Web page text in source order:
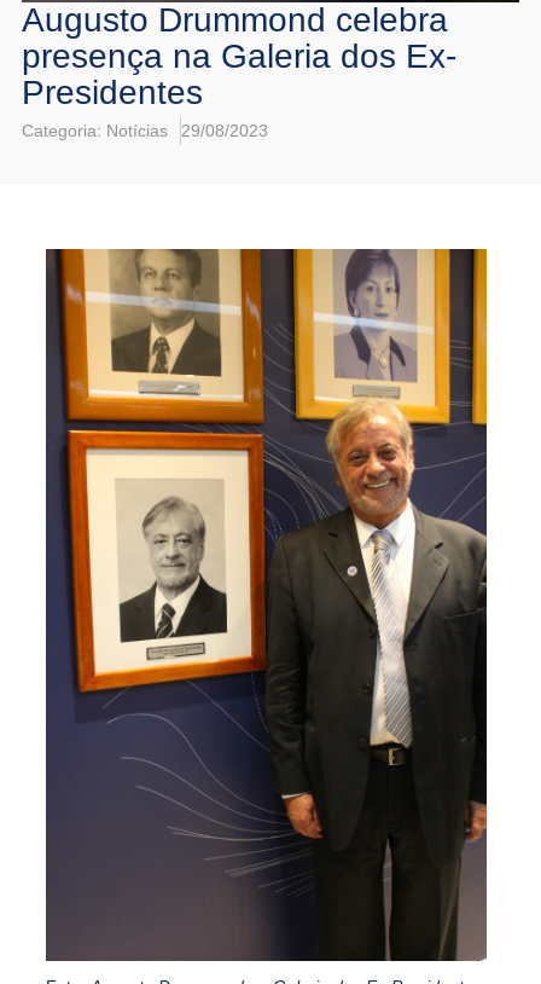
Augusto Drummond celebra
presença na Galeria dos Ex-
Presidentes
Categoria: Notícias 29/08/2023